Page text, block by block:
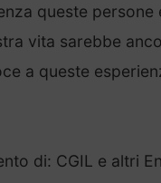
queste persone
vita sarebbe
a queste
di: CGIL e altri